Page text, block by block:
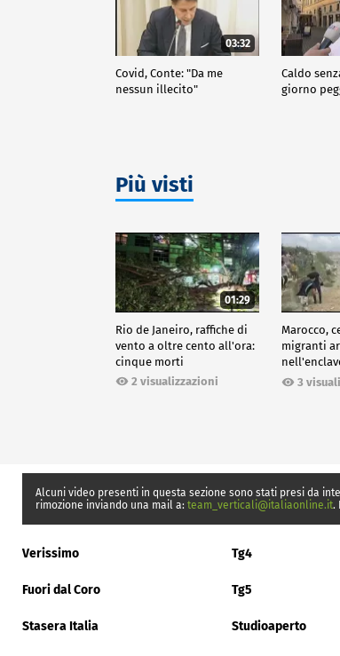
03:32
Covid, Conte: "Da me
nessun illecito"
Caldo
giorno
Più visti
01:29
Rio de Janeiro, raffiche di
vento a oltre cento all'ora:
cinque morti
2 visualizzazioni
Marocco,
migranti
Ceuta
3
Alcuni video presenti in questa sezione sono stati presi da
rimozione inviando una mail a: team_verticali@italiaonline.it.
Verissimo Tg4
Fuori dal Coro Tg5
Stasera Italia Studioaperto